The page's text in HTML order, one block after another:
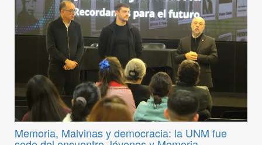
Memoria, Malvinas y democracia: la UNM fue